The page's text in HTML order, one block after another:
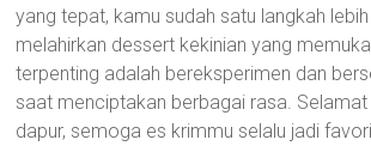
yang tepat, kamu sudah satu langkah
melahirkan dessert kekinian yang
terpenting adalah bereksperimen dan
saat menciptakan berbagai rasa.
dapur, semoga es krimmu selalu jadi